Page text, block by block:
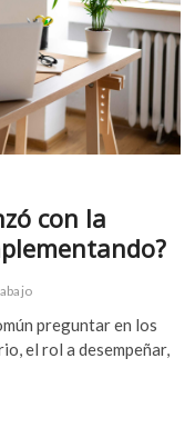
con la
preguntar en los
el rol a desempeñar,